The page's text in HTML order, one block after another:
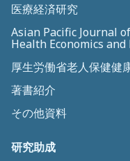
医療経済研究
Asian Pacific Journal of
Health Economics and
厚生労働省老人保健健
著書紹介
その他資料
研究助成